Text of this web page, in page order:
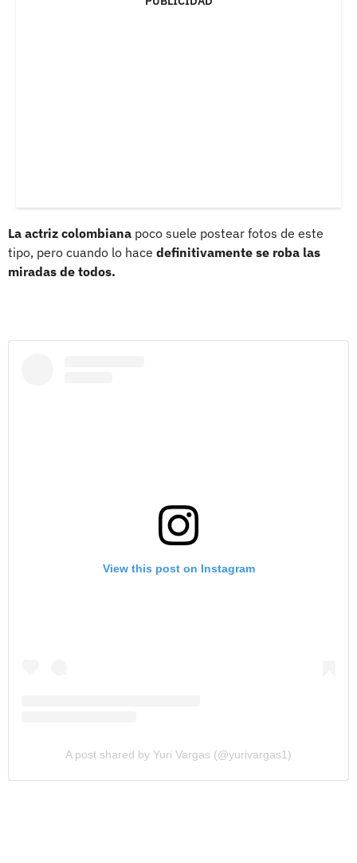
La actriz colombiana poco suele postear fotos de este
tipo, pero cuando lo hace definitivamente se roba las
miradas de todos.
View this post on Instagram
A post shared by Yuri Vargas (@yurivargas1)